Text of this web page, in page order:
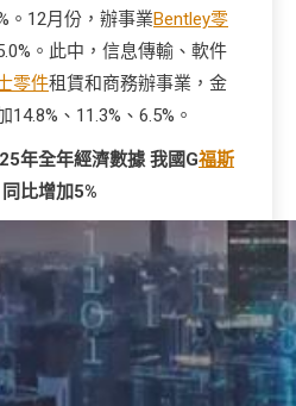
。12月份，辦事業Bentley零
。此中，信息傳輸、軟件
零件租賃和商務辦事業，金
、11.3%、6.5%。
年全年經濟數據 我國G福斯
比增加5%